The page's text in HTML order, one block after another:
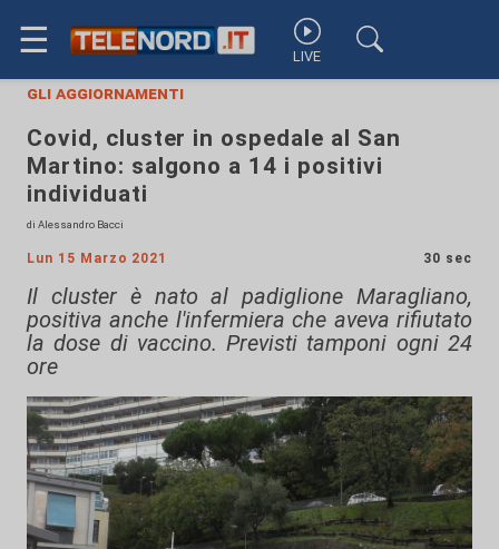
☰ LIVE
gli aggiornamenti
Covid, cluster in ospedale al San
Martino: salgono a 14 i positivi
individuati
di Alessandro Bacci
Lun 15 Marzo 2021 30 sec
Il cluster è nato al padiglione Maragliano,
positiva anche l'infermiera che aveva rifiutato
la dose di vaccino. Previsti tamponi ogni 24
ore